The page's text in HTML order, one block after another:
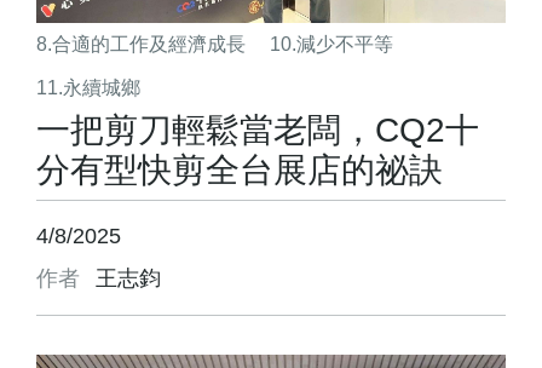
8.合適的工作及經濟成長 10.減少不平等
11.永續城鄉
一把剪刀輕鬆當老闆，CQ2十
分有型快剪全台展店的祕訣
4/8/2025
作者
王志鈞